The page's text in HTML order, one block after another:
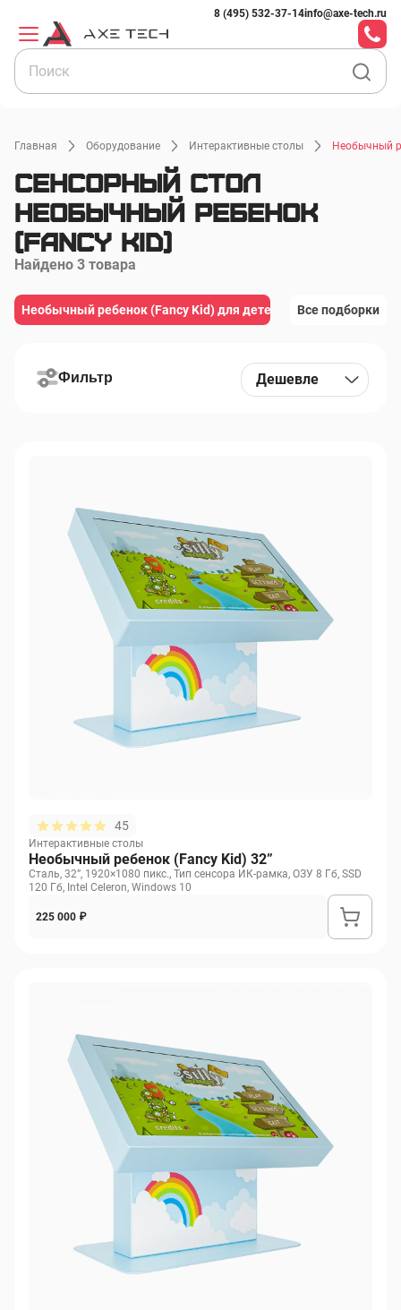
8 (495) 532-37-14info@axe-tech.ru
Главная Оборудование Интерактивные столы Необычный
Сенсорный стол
Необычный ребенок
(Fancy Kid)
Найдено 3 товара
Необычный ребенок (Fancy Kid) для детей Юниор
Все подборки
Необычный ребенок (Fancy Kid) для детей
Лев (Leo) для детей Книга (Book)
Олимпийский (Olympic)
Логопедический стол Логотип Про (Logo Pro)
Взлет (Rise) с изменением высоты и угла наклона экрана
Нео Про (Neo Pro) Бука (Buka) для детей
Фильтр Дешевле
45
Интерактивные столы
Необычный ребенок (Fancy Kid) 32”
Сталь, 32”, 1920×1080 пикс., Тип сенсора ИК-рамка, ОЗУ 8 Гб, SSD
120 Гб, Intel Celeron, Windows 10
225 000 ₽